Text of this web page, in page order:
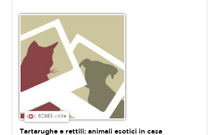
62983 visite
Tartarughe e rettili: animali esotici in casa